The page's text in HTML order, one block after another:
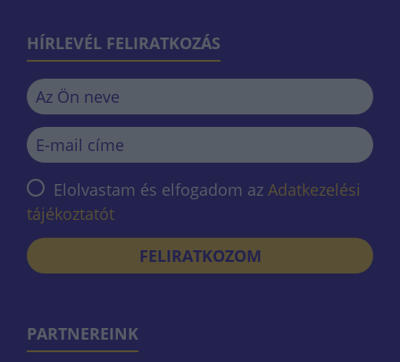
HÍRLEVÉL FELIRATKOZÁS
Elolvastam és elfogadom az Adatkezelési
tájékoztatót
FELIRATKOZOM
PARTNEREINK